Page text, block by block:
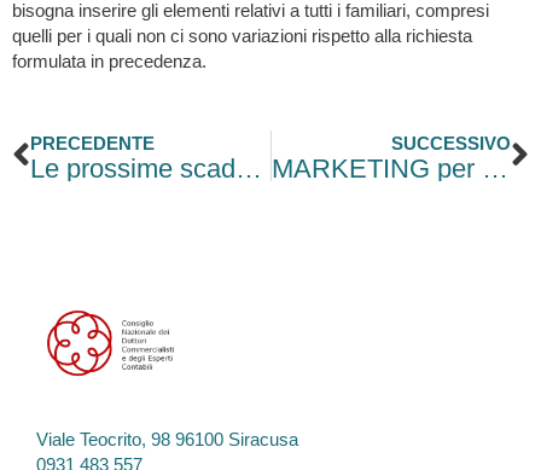
bisogna inserire gli elementi relativi a tutti i familiari, compresi
quelli per i quali non ci sono variazioni rispetto alla richiesta
formulata in precedenza.
Precedente
PRECEDENTE
Le prossime scadenze fiscali per l’impresa.
SUCCESSIVO
MARKETING per le Imprese di servizi
Viale Teocrito, 98 96100 Siracusa
0931 483 557